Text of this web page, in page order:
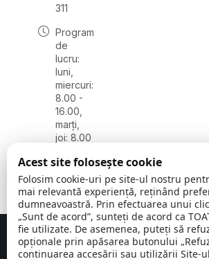
311
Program
de
lucru:
luni,
miercuri:
8.00 -
16.00,
marți,
joi: 8.00
vineri:
8.00 -
15.00
Concept realizat deBig Media Relații
Acest site folosește cookie
Folosim cookie-uri pe site-ul nostru
mai relevantă experiență, reținând
dumneavoastră. Prin efectuarea unui
„Sunt de acord”, sunteți de acord ca
fie utilizate. De asemenea, puteți să
opționale prin apăsarea butonului
continuarea accesării sau utilizării Site-